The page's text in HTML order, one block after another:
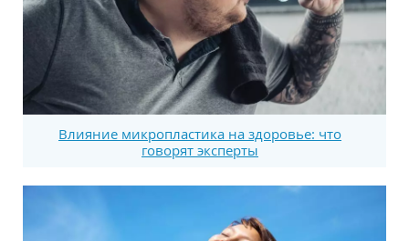
Влияние микропластика на здоровье: что
говорят эксперты